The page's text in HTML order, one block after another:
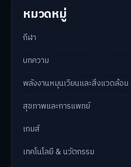
หมวดหมู่
กีฬา
บทความ
พลังงานหมุนเวียนและสิ่งแวดล้อม
สุขภาพและการแพทย์
เกมส์
เทคโนโลยี & นวัตกรรม